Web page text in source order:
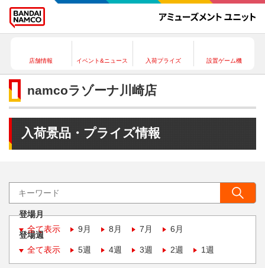
店舗情報 イベント&ニュース 入荷プライズ 設置ゲーム機
namcoラゾーナ川崎店
入荷景品・プライズ情報
登場月
全て表示
9月 8月 7月 6月
登場週
全て表示
5週 4週 3週 2週 1週